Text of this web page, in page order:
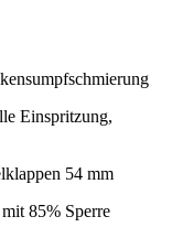
Einspritzung,
54 mm
85% Sperre